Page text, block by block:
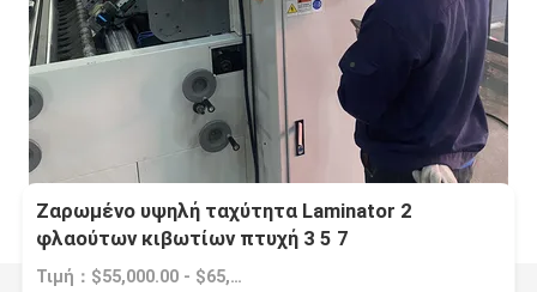
Ζαρωμένο υψηλή ταχύτητα Laminator 2
φλαούτων κιβωτίων πτυχή 3 5 7
Τιμή：$55,000.00 - $65,000.00/sets